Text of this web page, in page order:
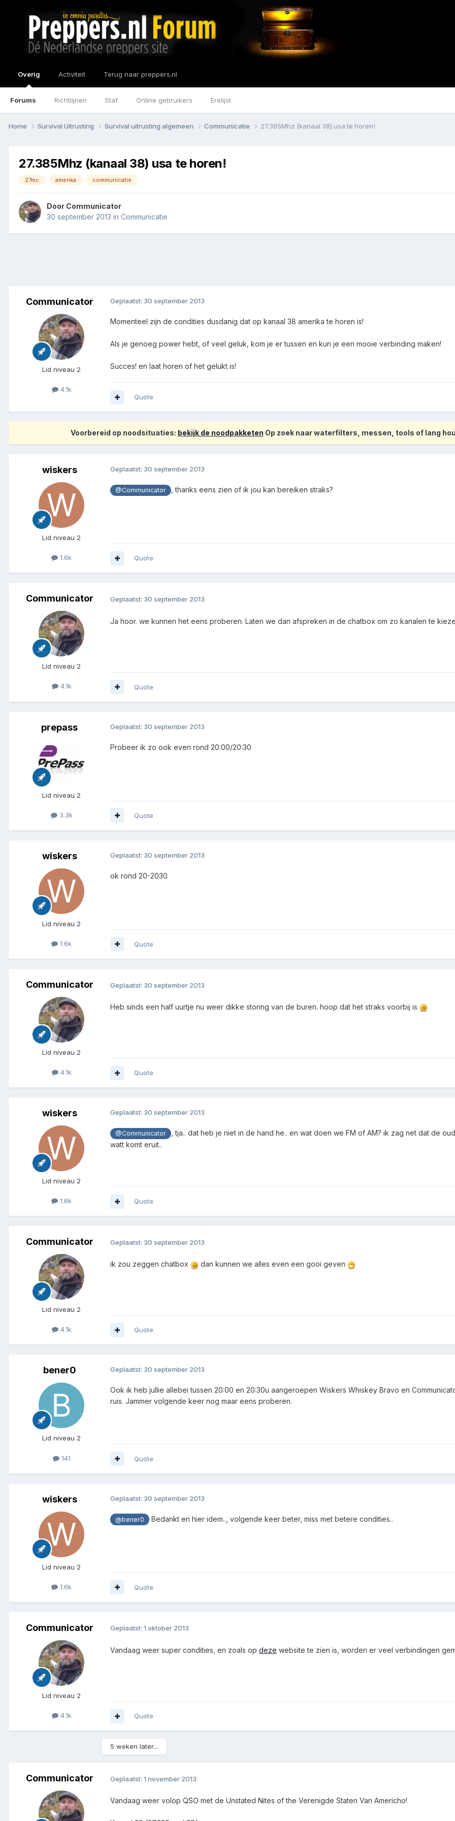
Overig
Forums Richtlijnen Staf Online gebruikers Erelijst
Activiteit Terug naar preppers.nl
Home Survival Uitrusting Survival uitrusting algemeen Communicatie 27.385Mhz (kanaal 38) usa te horen!
27.385Mhz (kanaal 38) usa te horen!
27mc amerika communicatie
Door Communicator
30 september 2013 in Communicatie
Communicator
Lid niveau 2
4.1k
Geplaatst: 30 september 2013
Momenteel zijn de condities dusdanig dat op kanaal 38 amerika te horen is!
Als je genoeg power hebt, of veel geluk, kom je er tussen en kun je een mooie verbinding maken!
Succes! en laat horen of het gelukt is!
Quote
Voorbereid op noodsituaties: bekijk de noodpakketen Op zoek naar waterfilters, messen, tools of lang
wiskers
Lid niveau 2
1.6k
Geplaatst: 30 september 2013
@Communicator , thanks eens zien of ik jou kan bereiken straks?
Quote
Communicator
Lid niveau 2
4.1k
Geplaatst: 30 september 2013
Ja hoor. we kunnen het eens proberen. Laten we dan afspreken in de chatbox om zo kanalen te
Quote
prepass
Lid niveau 2
3.3k
Geplaatst: 30 september 2013
Probeer ik zo ook even rond 20:00/20:30
Quote
wiskers
Lid niveau 2
1.6k
Geplaatst: 30 september 2013
ok rond 20-2030
Quote
Communicator
Lid niveau 2
4.1k
Geplaatst: 30 september 2013
Heb sinds een half uurtje nu weer dikke storing van de buren. hoop dat het straks voorbij is
Quote
wiskers
Lid niveau 2
1.6k
Geplaatst: 30 september 2013
@Communicator
, tja.. dat heb je niet in de hand he.. en wat doen we FM of AM? ik zag net dat de
watt komt eruit..
Quote
Communicator
Lid niveau 2
4.1k
Geplaatst: 30 september 2013
ik zou zeggen chatbox dan kunnen we alles even een gooi geven
Quote
bener0
Lid niveau 2
141
Geplaatst: 30 september 2013
Ook ik heb jullie allebei tussen 20:00 en 20:30u aangeroepen Wiskers Whiskey Bravo en
ruis. Jammer volgende keer nog maar eens proberen.
Quote
wiskers
Lid niveau 2
1.6k
Geplaatst: 30 september 2013
@bener0 Bedankt en hier idem.., volgende keer beter, miss met betere condities..
Quote
Communicator
Lid niveau 2
4.1k
Geplaatst: 1 oktober 2013
Vandaag weer super condities, en zoals op deze website te zien is, worden er veel verbindingen
Quote
5 weken later...
Communicator Geplaatst: 1 november 2013
Vandaag weer volop QSO met de Unstated Nites of the Verenigde Staten Van Americho!